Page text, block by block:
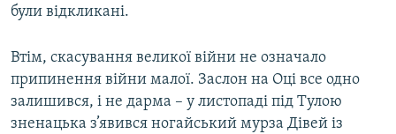
були відкликані.
Втім, скасування великої війни не означало
припинення війни малої. Заслон на Оці все одно
залишився, і не дарма – у листопаді під Тулою
зненацька з’явився ногайський мурза Дівей із